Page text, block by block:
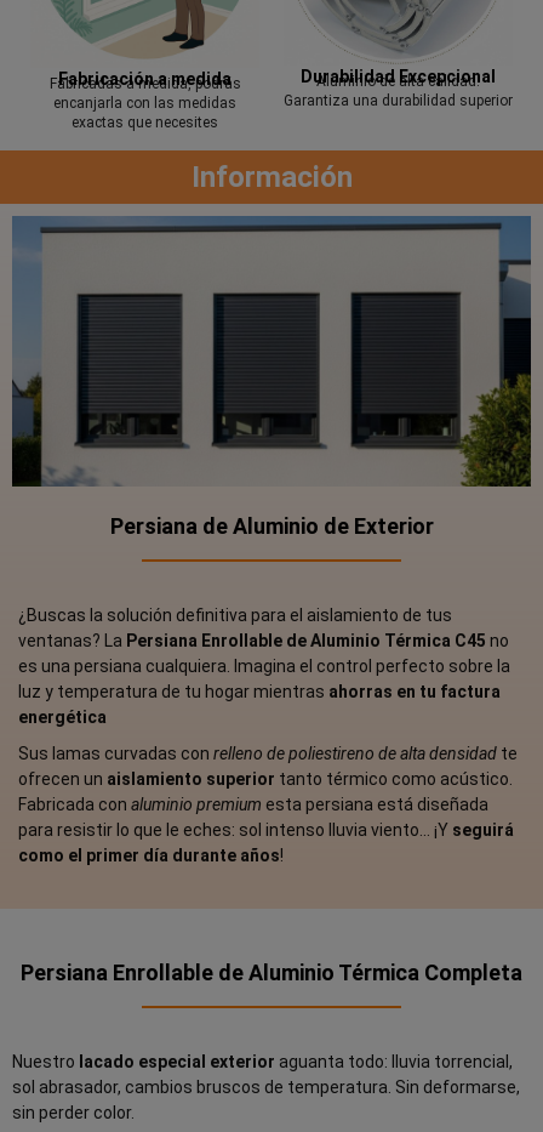
Fabricación a medida
Fabricadas a medida, podrás
encanjarla con las medidas
exactas que necesites
Durabilidad Excepcional
Aluminio de alta calidad.
Garantiza una durabilidad superior
Información
Persiana de Aluminio de Exterior
¿Buscas la solución definitiva para el aislamiento de tus
ventanas? La Persiana Enrollable de Aluminio Térmica C45 no
es una persiana cualquiera. Imagina el control perfecto sobre la
luz y temperatura de tu hogar mientras ahorras en tu factura
energética
Sus lamas curvadas con relleno de poliestireno de alta densidad te
ofrecen un aislamiento superior tanto térmico como acústico.
Fabricada con aluminio premium esta persiana está diseñada
para resistir lo que le eches: sol intenso lluvia viento... ¡Y seguirá
como el primer día durante años!
Persiana Enrollable de Aluminio Térmica Completa
Nuestro lacado especial exterior aguanta todo: lluvia torrencial,
sol abrasador, cambios bruscos de temperatura. Sin deformarse,
sin perder color.